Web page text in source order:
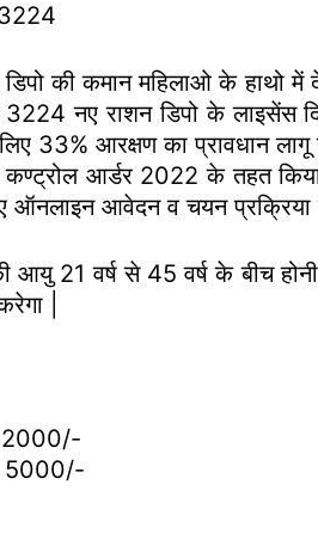
की कमान महिलाओ के हाथो
में 3224 नए राशन डिपो के
33% आरक्षण का प्रावधान
आर्डर 2022 के तहत
ऑनलाइन आवेदन व चयन प्रक्रिया
आयु 21 वर्ष से 45 वर्ष के बीच होनी
|
2000/-
5000/-